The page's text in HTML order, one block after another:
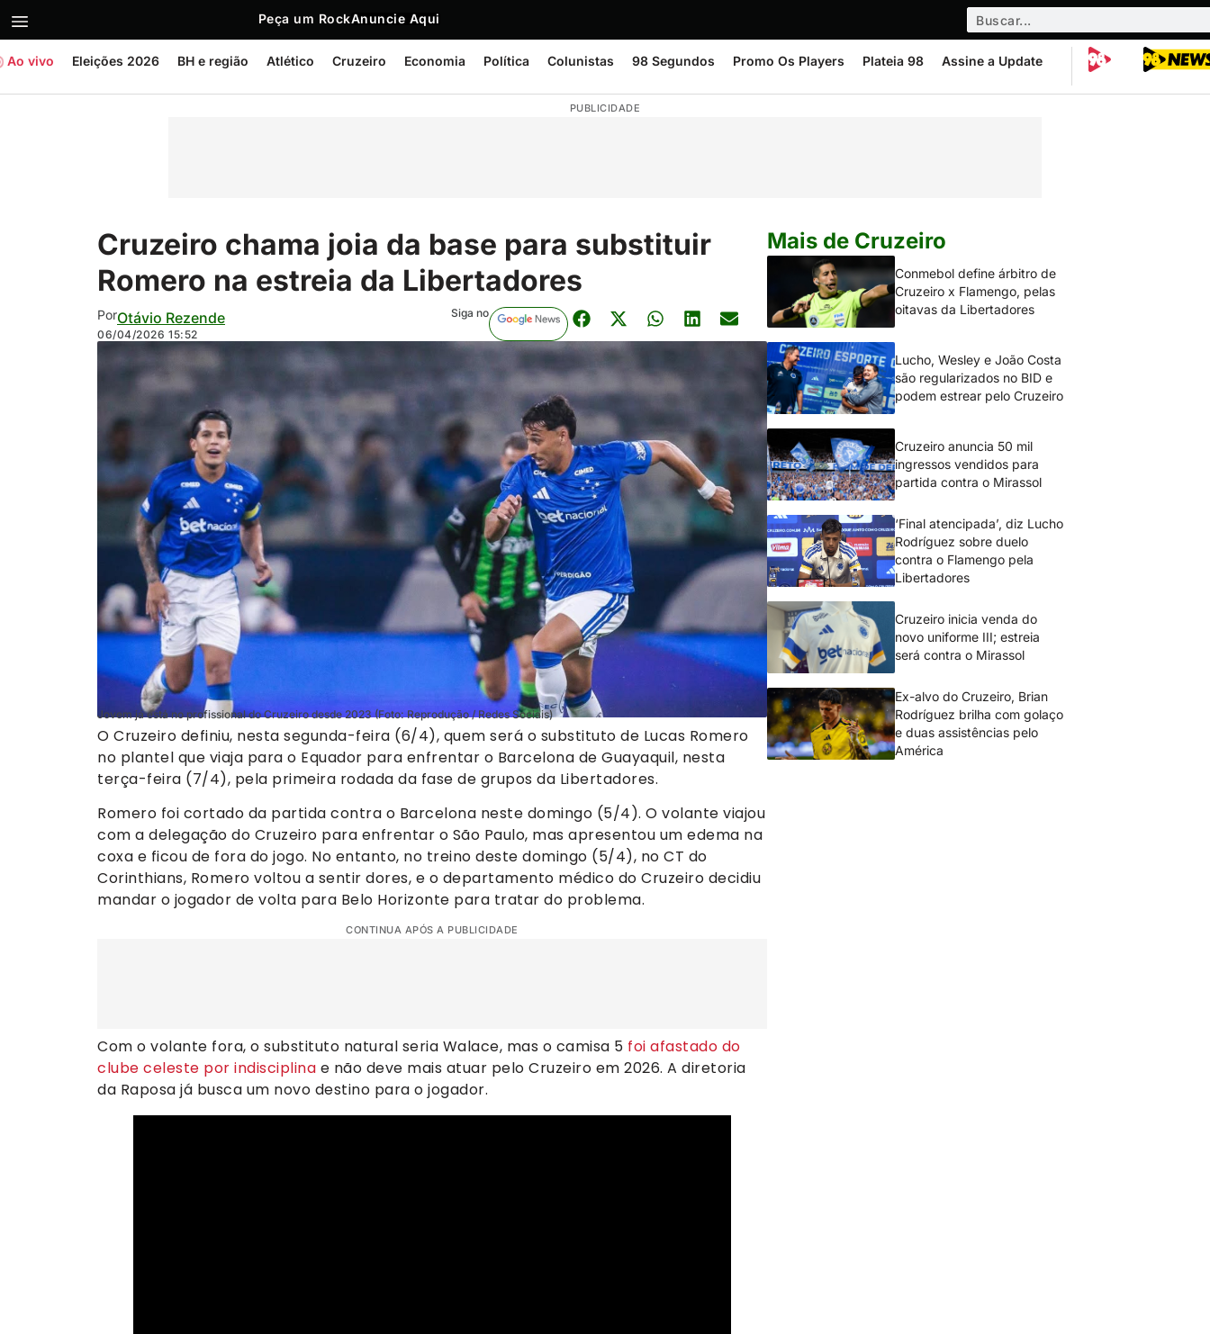
Peça um RockAnuncie Aqui
Ao vivo Eleições 2026 BH e região Atlético Cruzeiro Economia Política Colunistas 98 Segundos Promo Os Players Plateia 98 Assine a Update
PUBLICIDADE
Cruzeiro chama joia da base para substituir
Romero na estreia da Libertadores
PorOtávio Rezende
06/04/2026 15:52
Siga no
Jovem já está no profissional do Cruzeiro desde 2023 (Foto: Reprodução / Redes Sociais)
O Cruzeiro definiu, nesta segunda-feira (6/4), quem será o substituto de Lucas Romero
no plantel que viaja para o Equador para enfrentar o Barcelona de Guayaquil, nesta
terça-feira (7/4), pela primeira rodada da fase de grupos da Libertadores.
Romero foi cortado da partida contra o Barcelona neste domingo (5/4). O volante viajou
com a delegação do Cruzeiro para enfrentar o São Paulo, mas apresentou um edema na
coxa e ficou de fora do jogo. No entanto, no treino deste domingo (5/4), no CT do
Corinthians, Romero voltou a sentir dores, e o departamento médico do Cruzeiro decidiu
mandar o jogador de volta para Belo Horizonte para tratar do problema.
CONTINUA APÓS A PUBLICIDADE
Com o volante fora, o substituto natural seria Walace, mas o camisa 5 foi afastado do
clube celeste por indisciplina e não deve mais atuar pelo Cruzeiro em 2026. A diretoria
da Raposa já busca um novo destino para o jogador.
Mais de Cruzeiro
Conmebol define árbitro de
Cruzeiro x Flamengo, pelas
oitavas da Libertadores
Lucho, Wesley e João Costa
são regularizados no BID e
podem estrear pelo Cruzeiro
Cruzeiro anuncia 50 mil
ingressos vendidos para
partida contra o Mirassol
‘Final atencipada’, diz Lucho
Rodríguez sobre duelo
contra o Flamengo pela
Libertadores
Cruzeiro inicia venda do
novo uniforme III; estreia
será contra o Mirassol
Ex-alvo do Cruzeiro, Brian
Rodríguez brilha com golaço
e duas assistências pelo
América